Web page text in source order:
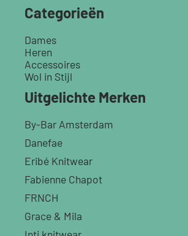
Categorieën
Dames
Heren
Accessoires
Wol in Stijl
Uitgelichte Merken
By-Bar Amsterdam
Danefae
Eribé Knitwear
Fabienne Chapot
FRNCH
Grace & Mila